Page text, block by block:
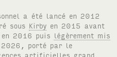
a été lancé en 2012
sous Kirby en 2015 avant
2016 puis légèrement mis
2026, porté par le
artificielles grand